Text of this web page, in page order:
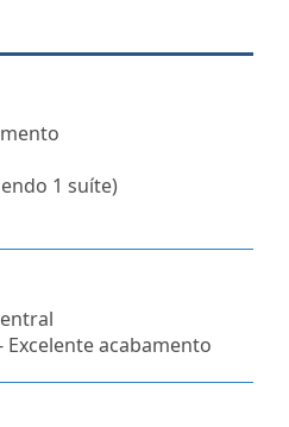
1 suíte)
Excelente acabamento